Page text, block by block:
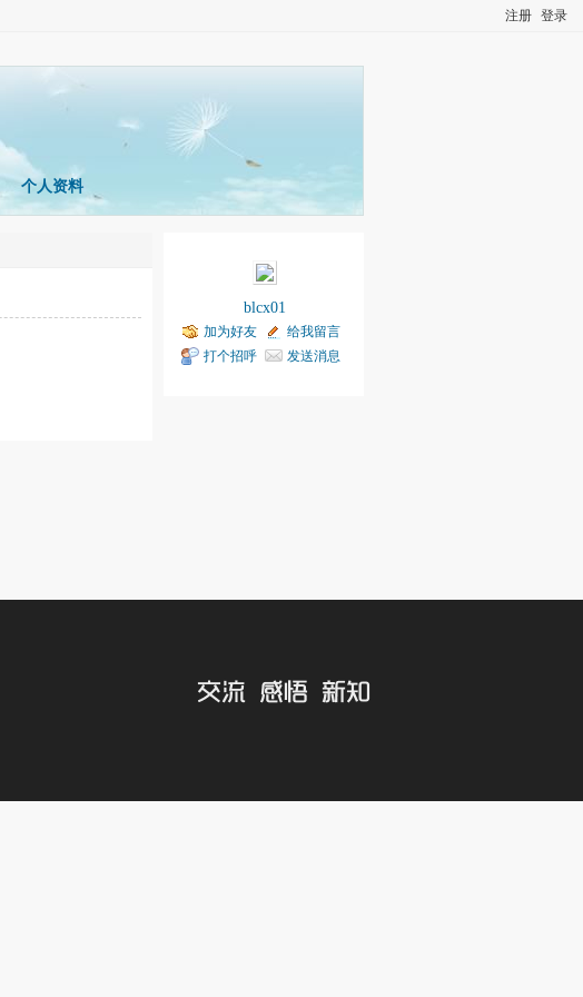
注册 登录
个人资料
blcx01
加为好友
给我留言
打个招呼
发送消息